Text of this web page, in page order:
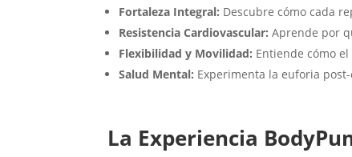
Fortaleza Integral: Descubre cómo cada
Resistencia Cardiovascular: Aprende por
Flexibilidad y Movilidad: Entiende cómo
Salud Mental: Experimenta la euforia
La Experiencia